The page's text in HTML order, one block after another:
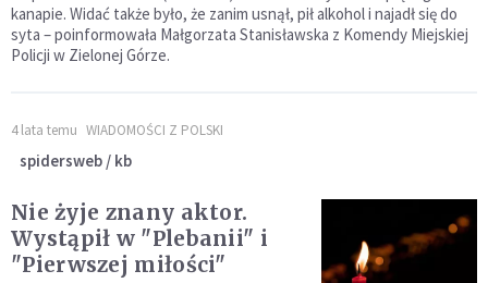
kanapie. Widać także było, że zanim usnął, pił alkohol i najadł się do
syta – poinformowała Małgorzata Stanisławska z Komendy Miejskiej
Policji w Zielonej Górze.
4 lata temu WIADOMOŚCI Z POLSKI
spidersweb / kb
Nie żyje znany aktor.
Wystąpił w "Plebanii" i
"Pierwszej miłości"